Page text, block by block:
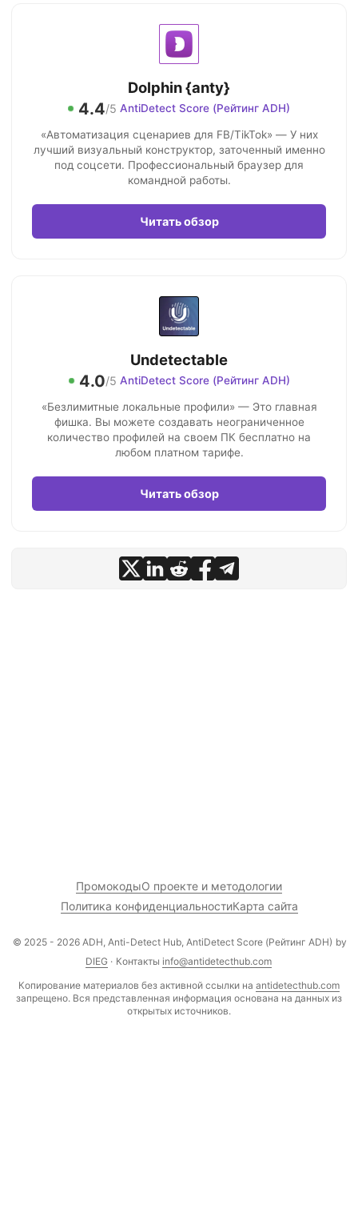
Dolphin {anty}
4.4/5 AntiDetect Score (Рейтинг ADH)
«Автоматизация сценариев для FB/TikTok» — У них
лучший визуальный конструктор, заточенный именно
под соцсети. Профессиональный браузер для
командной работы.
Читать обзор
Undetectable
4.0/5 AntiDetect Score (Рейтинг ADH)
«Безлимитные локальные профили» — Это главная
фишка. Вы можете создавать неограниченное
количество профилей на своем ПК бесплатно на
любом платном тарифе.
Читать обзор
ПромокодыО проекте и методологии
Политика конфиденциальностиКарта сайта
© 2025 - 2026 ADH, Anti-Detect Hub, AntiDetect Score (Рейтинг ADH) by
DIEG · Контакты info@antidetecthub.com
Копирование материалов без активной ссылки на antidetecthub.com
запрещено. Вся представленная информация основана на данных из
открытых источников.